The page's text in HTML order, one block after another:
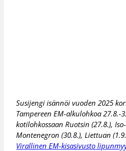
Susijengi isännöi vuoden 2025
Tampereen EM-alkulohkoa 27.8.-
kotilohkossaan Ruotsin (27.8.),
Montenegron (30.8.), Liettuan
Virallinen EM-kisasivusto